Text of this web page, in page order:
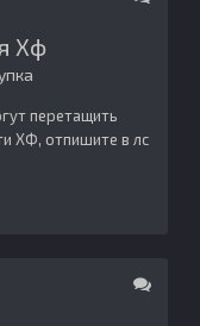
Хф
перетащить
ХФ, отпишите в лс